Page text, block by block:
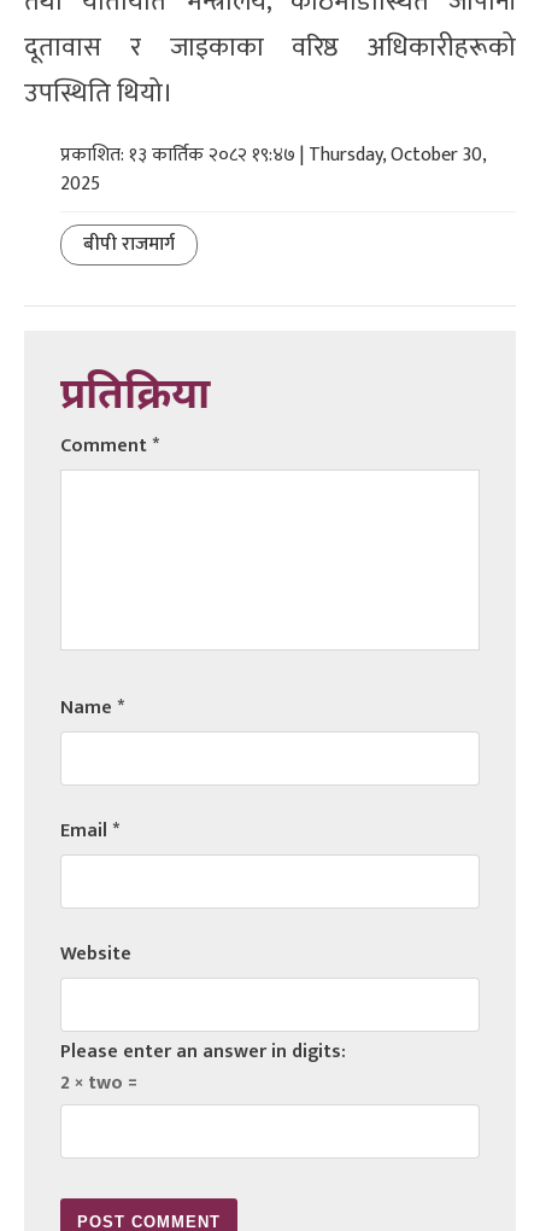
दूतावास र जाइकाका वरिष्ठ अधिकारीहरूको
उपस्थिति थियो।
प्रकाशित: १३ कार्तिक २०८२ १९:४७ | Thursday, October 30,
2025
बीपी राजमार्ग
प्रतिक्रिया
Comment*
Name*
Email*
Website
Please enter an answer in digits:
2 × two =